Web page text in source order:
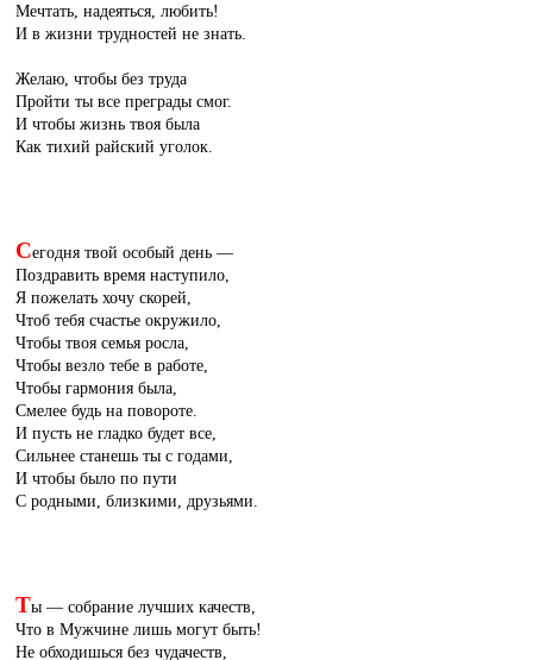
Мечтать, надеяться, любить!
И в жизни трудностей не знать.
Желаю, чтобы без труда
Пройти ты все преграды смог.
И чтобы жизнь твоя была
Как тихий райский уголок.
Сегодня твой особый день —
Поздравить время наступило,
Я пожелать хочу скорей,
Чтоб тебя счастье окружило,
Чтобы твоя семья росла,
Чтобы везло тебе в работе,
Чтобы гармония была,
Смелее будь на повороте.
И пусть не гладко будет все,
Сильнее станешь ты с годами,
И чтобы было по пути
С родными, близкими, друзьями.
Ты — собрание лучших качеств,
Что в Мужчине лишь могут быть!
Не обходишься без чудачеств,